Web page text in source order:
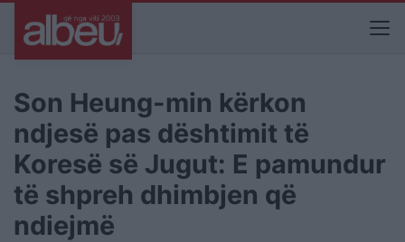
Son Heung-min kërkon
ndjesë pas dështimit të
Koresë së Jugut: E pamundur
të shpreh dhimbjen që
ndiejmë